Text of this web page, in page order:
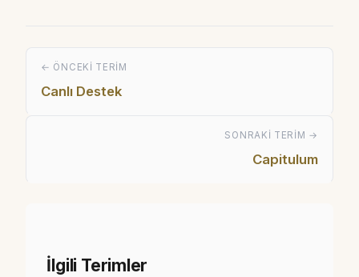
← ÖNCEKI TERIM
Canlı Destek
SONRAKI TERIM →
Capitulum
İlgili Terimler